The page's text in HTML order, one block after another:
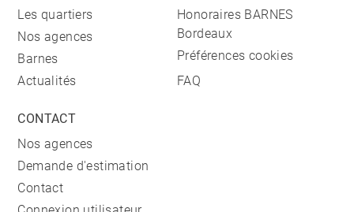
Les quartiers
Nos agences
Barnes
Actualités
Honoraires BARNES
Bordeaux
Préférences cookies
FAQ
CONTACT
Nos agences
Demande d'estimation
Contact